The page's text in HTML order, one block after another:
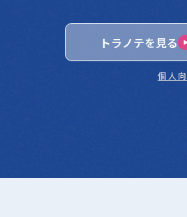
トラノテを見る
個人